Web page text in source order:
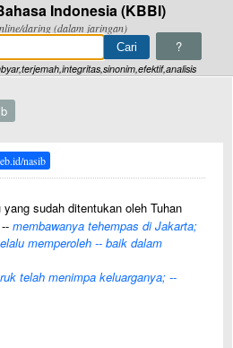
Indonesia (KBBI)
daring (dalam jaringan)
?
nasib
sudah ditentukan oleh Tuhan
membawanya tehempas di Jakarta;
memperoleh -- baik dalam
telah menimpa keluarganya; --